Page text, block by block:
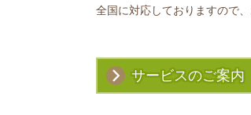
全国に対応しておりますので
サービスのご案内